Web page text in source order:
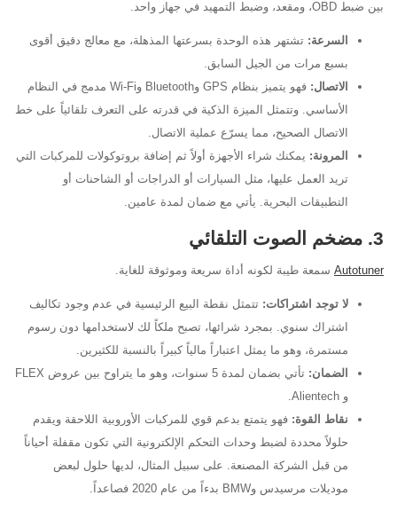
بين ضبط OBD، ومقعد، وضبط التمهيد في جهاز واحد.
السرعة: تشتهر هذه الوحدة بسرعتها المذهلة، مع معالج دقيق أقوى
بسبع مرات من الجيل السابق.
الاتصال:
فهو يتميز بنظام GPS وBluetooth وWi-Fi مدمج في النظام
الأساسي. وتتمثل الميزة الذكية في قدرته على التعرف تلقائياً على خط
الاتصال الصحيح، مما يسرّع عملية الاتصال.
المرونة: يمكنك شراء الأجهزة أولاً ثم إضافة بروتوكولات للمركبات التي
تريد العمل عليها، مثل السيارات أو الدراجات أو الشاحنات أو
التطبيقات البحرية. يأتي مع ضمان لمدة عامين.
3. مضخم الصوت التلقائي
Autotuner سمعة طيبة لكونه أداة سريعة وموثوقة للغاية.
لا توجد اشتراكات: تتمثل نقطة البيع الرئيسية في عدم وجود تكاليف
اشتراك سنوي. بمجرد شرائها، تصبح ملكاً لك لاستخدامها دون رسوم
مستمرة، وهو ما يمثل اعتباراً مالياً كبيراً بالنسبة للكثيرين.
الضمان:
تأتي بضمان لمدة 5 سنوات، وهو ما يتراوح بين عروض FLEX
و Alientech.
نقاط القوة: فهو يتمتع بدعم قوي للمركبات الأوروبية اللاحقة ويقدم
حلولاً محددة لضبط وحدات التحكم الإلكترونية التي تكون مقفلة أحياناً
من قبل الشركة المصنعة. على سبيل المثال، لديها حلول لبعض
موديلات مرسيدس وBMW بدءاً من عام 2020 فصاعداً.